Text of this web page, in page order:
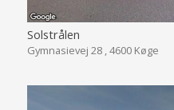
Solstrålen
Gymnasievej 28 , 4600 Køge